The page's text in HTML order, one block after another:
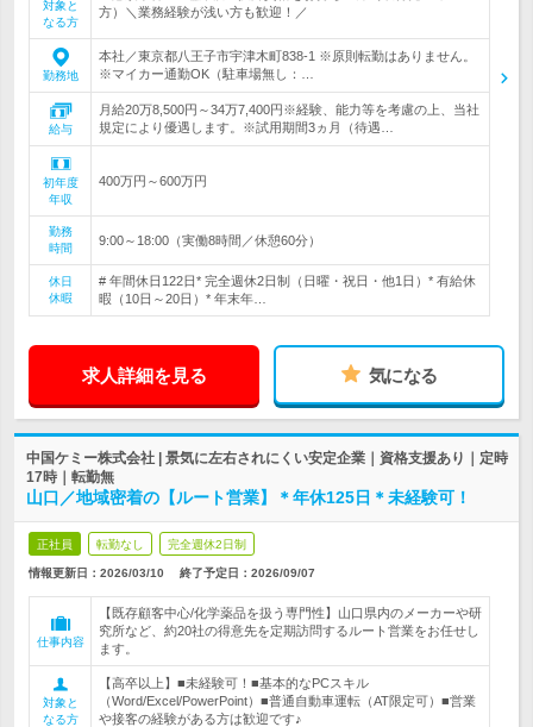
対象と
なる方
方）＼業務経験が浅い方も歓迎！／
勤務地
本社／東京都八王子市宇津木町838-1 ※原則転勤はありません。
※マイカー通勤OK（駐車場無し：…
給与
月給20万8,500円～34万7,400円※経験、能力等を考慮の上、当社
規定により優遇します。※試用期間3ヵ月（待遇…
初年度
年収
400万円～600万円
勤務
時間
9:00～18:00（実働8時間／休憩60分）
休日
休暇
# 年間休日122日* 完全週休2日制（日曜・祝日・他1日）* 有給休
暇（10日～20日）* 年末年…
求人詳細を見る 気になる
中国ケミー株式会社 | 景気に左右されにくい安定企業｜資格支援あり｜定時
17時｜転勤無
山口／地域密着の【ルート営業】＊年休125日＊未経験可！
正社員 転勤なし 完全週休2日制
情報更新日：2026/03/10 終了予定日： 2026/09/07
仕事内容
【既存顧客中心/化学薬品を扱う専門性】山口県内のメーカーや研
究所など、約20社の得意先を定期訪問するルート営業をお任せし
ます。
対象と
なる方
【高卒以上】■未経験可！■基本的なPCスキル
（Word/Excel/PowerPoint）■普通自動車運転（AT限定可）■営業
や接客の経験がある方は歓迎です♪